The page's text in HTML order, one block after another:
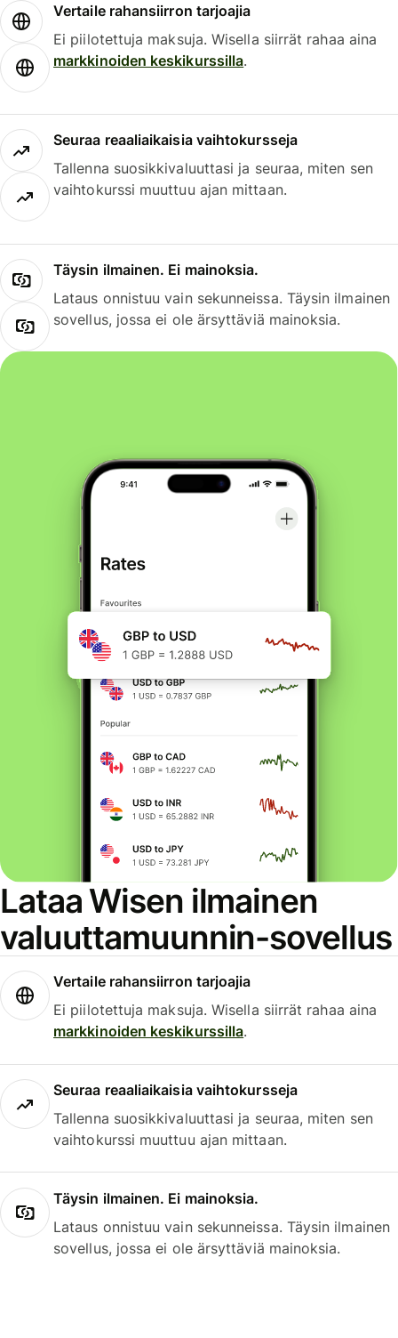
Vertaile rahansiirron tarjoajia
Ei piilotettuja maksuja. Wisella siirrät rahaa aina
markkinoiden keskikurssilla.
Seuraa reaaliaikaisia vaihtokursseja
Tallenna suosikkivaluuttasi ja seuraa, miten sen
vaihtokurssi muuttuu ajan mittaan.
Täysin ilmainen. Ei mainoksia.
Lataus onnistuu vain sekunneissa. Täysin ilmainen
sovellus, jossa ei ole ärsyttäviä mainoksia.
Lataa Wisen ilmainen
valuuttamuunnin-sovellus
Vertaile rahansiirron tarjoajia
Ei piilotettuja maksuja. Wisella siirrät rahaa aina
markkinoiden keskikurssilla.
Seuraa reaaliaikaisia vaihtokursseja
Tallenna suosikkivaluuttasi ja seuraa, miten sen
vaihtokurssi muuttuu ajan mittaan.
Täysin ilmainen. Ei mainoksia.
Lataus onnistuu vain sekunneissa. Täysin ilmainen
sovellus, jossa ei ole ärsyttäviä mainoksia.